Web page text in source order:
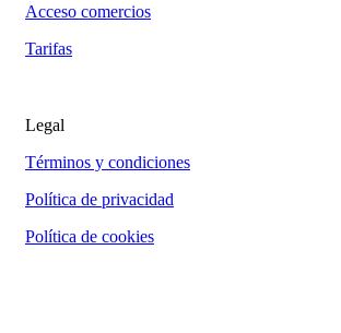
Acceso comercios
Tarifas
Legal
Términos y condiciones
Política de privacidad
Política de cookies